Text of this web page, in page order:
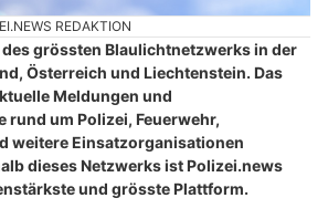
REDAKTION
grössten Blaulichtnetzwerks in der
Österreich und Liechtenstein. Das
Meldungen und
um Polizei, Feuerwehr,
weitere Einsatzorganisationen
dieses Netzwerks ist Polizei.news
und grösste Plattform.